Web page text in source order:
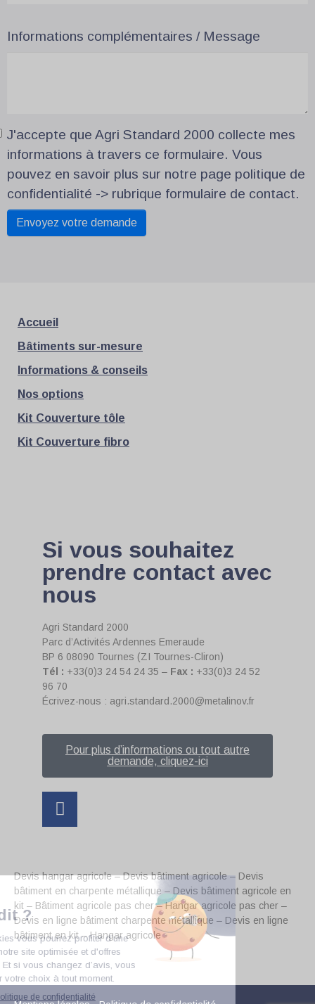
Informations complémentaires / Message
J'accepte que Agri Standard 2000 collecte mes
informations à travers ce formulaire. Vous
pouvez en savoir plus sur notre page politique de
confidentialité -> rubrique formulaire de contact.
Accueil
Bâtiments sur-mesure
Informations & conseils
Nos options
Kit Couverture tôle
Kit Couverture fibro
Si vous souhaitez
prendre contact avec
nous
Agri Standard 2000
Parc d’Activités Ardennes Emeraude
BP 6 08090 Tournes (ZI Tournes-Cliron)
Tél : +33(0)3 24 54 24 35 – Fax : +33(0)3 24 52
96 70
Écrivez-nous : agri.standard.2000@metalinov.fr
Pour plus d’informations ou tout autre
demande, cliquez-ici
Devis hangar agricole – Devis bâtiment agricole – Devis
bâtiment en charpente métallique – Devis bâtiment agricole en
kit – Bâtiment agricole pas cher – Hangar agricole pas cher –
Devis en ligne bâtiment charpente métallique – Devis en ligne
bâtiment en kit – Hangar agricole